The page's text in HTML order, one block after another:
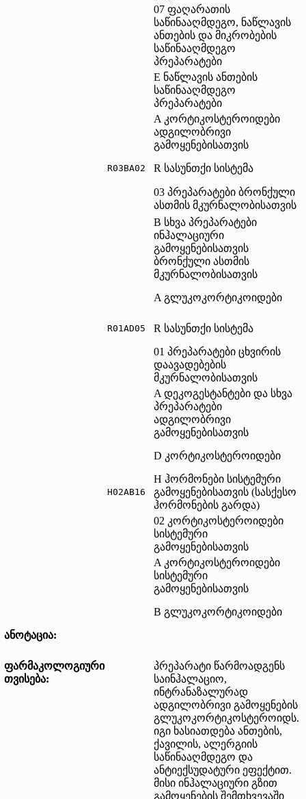
07 ფაღარათის
საწინააღმდეგო, ნაწლავის
ანთების და მიკრობების
საწინააღმდეგო
პრეპარატები
E ნაწლავის ანთების
საწინააღმდეგო
პრეპარატები
A კორტიკოსტეროიდები
ადგილობრივი
გამოყენებისათვის
R სასუნთქი სისტემა
03 პრეპარატები ბრონქული
ასთმის მკურნალობისათვის
B სხვა პრეპარატები
ინჰალაციური
გამოყენებისათვის
ბრონქული ასთმის
მკურნალობისათვის
A გლუკოკორტიკოიდები
R სასუნთქი სისტემა
01 პრეპარატები ცხვირის
დაავადებების
მკურნალობისათვის
A დეკოგესტანტები და სხვა
პრეპარატები
ადგილობრივი
გამოყენებისათვის
D კორტიკოსტეროიდები
H ჰორმონები სისტემური
გამოყენებისათვის (სასქესო
ჰორმონების გარდა)
02 კორტიკოსტეროიდები
სისტემური
გამოყენებისათვის
A კორტიკოსტეროიდები
სისტემური
გამოყენებისათვის
B გლუკოკორტიკოიდები
ანოტაცია:
ფარმაკოლოგიური
თვისება:
პრეპარატი წარმოადგენს
საინჰალაციო,
ინტრანაზალურად
ადგილობრივი გამოყენების
გლუკოკორტიკოსტეროიდს.
იგი ხასიათდება ანთების,
ქავილის, ალერგიის
საწინააღმდეგო და
ანტიექსუდატური ეფექტით.
მისი ინჰალაციური გზით
გამოყენების შემთხვევაში